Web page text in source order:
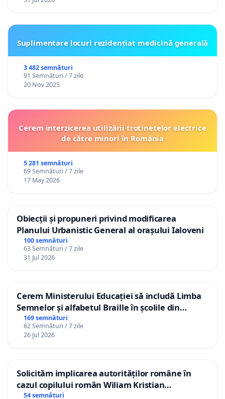
Suplimentare locuri rezidențiat medicină generală
3 482 semnături
91 Semnături / 7 zile
20 Nov 2025
Cerem interzicerea utilizării trotinetelor electrice
de către minori în România
5 281 semnături
69 Semnături / 7 zile
17 May 2026
Obiecții și propuneri privind modificarea
Planului Urbanistic General al orașului Ialoveni
100 semnături
63 Semnături / 7 zile
31 Jul 2026
Cerem Ministerului Educației să includă Limba
Semnelor și alfabetul Braille în școlile din
Republica Moldova!
169 semnături
62 Semnături / 7 zile
26 Jul 2026
Solicităm implicarea autorităților române în
cazul copilului român Wiliam Kristian
Gheorghe, aflat în plasament în Danemarca de
54 semnături